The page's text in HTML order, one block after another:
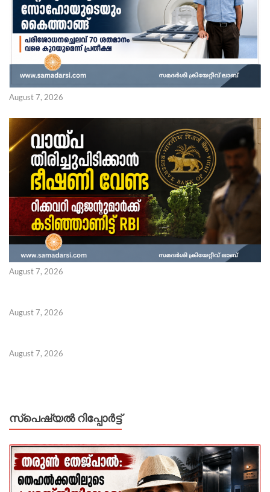
August 7, 2026
August 7, 2026
August 7, 2026
August 7, 2026
സ്പെഷ്യൽ റിപ്പോര്‍ട്ട്